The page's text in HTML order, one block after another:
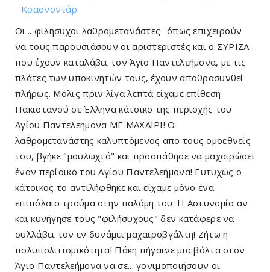
Κρασνοντάρ
Οι... φιλήσυχοι λαθρομετανάστες -όπως επιχειρούν
να τους παρουσιάσουν οι αριστεριστές και ο ΣΥΡΙΖΑ-
που έχουν καταλάβει τον Άγιο Παντελεήμονα, με τις
πλάτες των υποκινητών τους, έχουν αποθρασυνθεί
πλήρως. Μόλις πριν λίγα λεπτά είχαμε επίθεση
Πακιστανού σε Έλληνα κάτοικο της περιοχής του
Αγίου Παντελεήμονα ΜΕ ΜΑΧΑΙΡΙ! Ο
λαθρομετανάστης καλυπτόμενος απο τους ομοεθνείς
του, βγήκε "μουλωχτά" και προσπάθησε να μαχαιρώσει
έναν περίοικο του Αγίου Παντελεήμονα! Ευτυχώς ο
κάτοικος το αντιλήφθηκε και είχαμε μόνο ένα
επιπόλαιο τραύμα στην παλάμη του. Η Αστυνομία αν
και κυνήγησε τους "φιλήσυχους" δεν κατάφερε να
συλλάβει τον εν δυνάμει μαχαιροβγάλτη! Ζήτω η
πολυπολιτισμικότητα! Πάκη πήγαινε μια βόλτα στον
Άγιο Παντελεήμονα να σε... γονιμοποιήσουν οι